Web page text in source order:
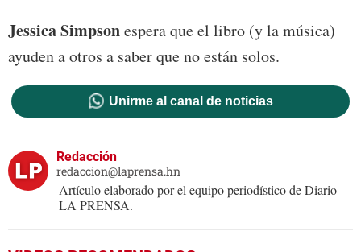
Jessica Simpsonespera que el libro (y la música)
ayuden a otros a saber que no están solos.
Unirme al canal de noticias
Redacción
redaccion@laprensa.hn
Artículo elaborado por el equipo periodístico de Diario
LA PRENSA.